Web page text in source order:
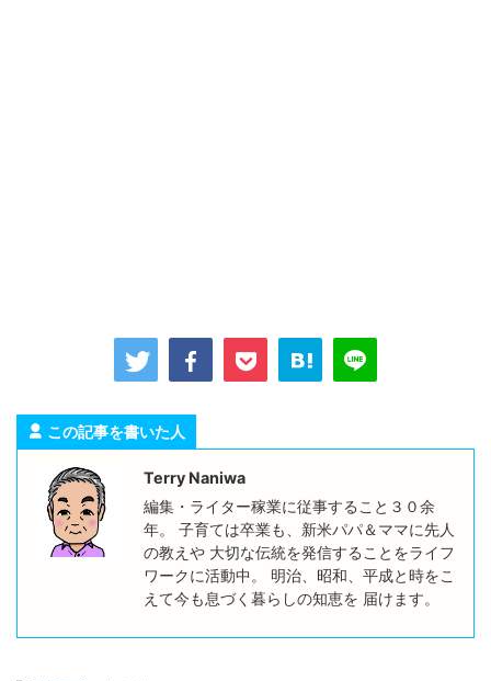
この記事を書いた人
Terry Naniwa
編集・ライター稼業に従事すること３０余
年。 子育ては卒業も、新米パパ＆ママに先人
の教えや 大切な伝統を発信することをライフ
ワークに活動中。 明治、昭和、平成と時をこ
えて今も息づく暮らしの知恵を 届けます。